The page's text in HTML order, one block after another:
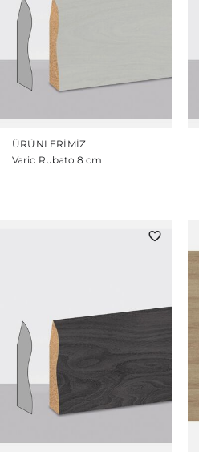
ÜRÜNLERIMIZ
Vario Rubato 8 cm